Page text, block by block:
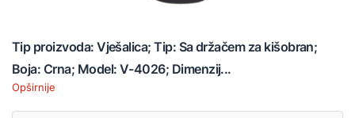
Tip proizvoda: Vješalica; Tip: Sa držačem za kišobran;
Boja: Crna; Model: V-4026; Dimenzij...
Opširnije